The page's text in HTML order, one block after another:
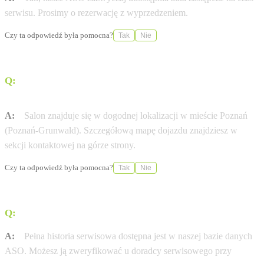
serwisu. Prosimy o rezerwację z wyprzedzeniem.
Czy ta odpowiedź była pomocna? Tak Nie
Q:
A:
Salon znajduje się w dogodnej lokalizacji w mieście Poznań
(Poznań-Grunwald). Szczegółową mapę dojazdu znajdziesz w
sekcji kontaktowej na górze strony.
Czy ta odpowiedź była pomocna? Tak Nie
Q:
A:
Pełna historia serwisowa dostępna jest w naszej bazie danych
ASO. Możesz ją zweryfikować u doradcy serwisowego przy